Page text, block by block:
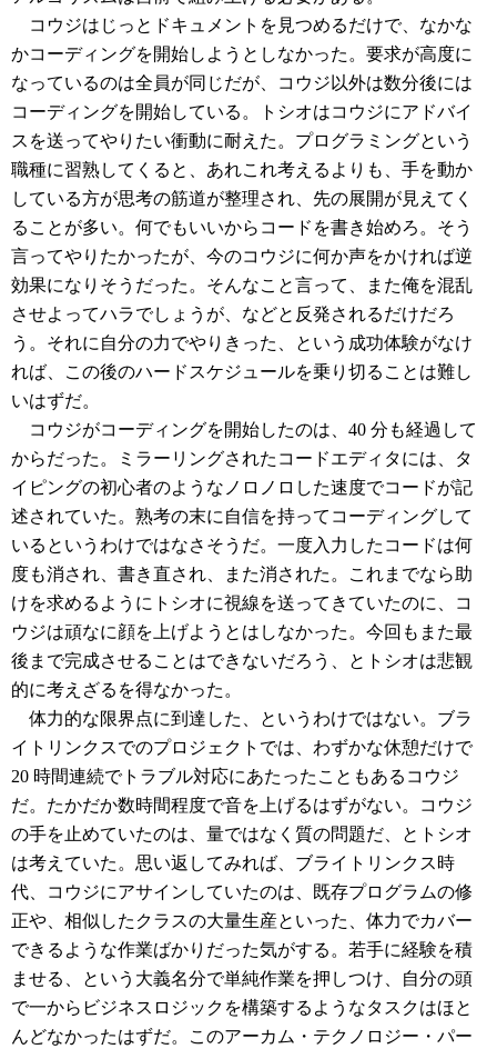
コウジはじっとドキュメントを見つめるだけで、なかな
かコーディングを開始しようとしなかった。要求が高度に
なっているのは全員が同じだが、コウジ以外は数分後には
コーディングを開始している。トシオはコウジにアドバイ
スを送ってやりたい衝動に耐えた。プログラミングという
職種に習熟してくると、あれこれ考えるよりも、手を動か
している方が思考の筋道が整理され、先の展開が見えてく
ることが多い。何でもいいからコードを書き始めろ。そう
言ってやりたかったが、今のコウジに何か声をかければ逆
効果になりそうだった。そんなこと言って、また俺を混乱
させよってハラでしょうが、などと反発されるだけだろ
う。それに自分の力でやりきった、という成功体験がなけ
れば、この後のハードスケジュールを乗り切ることは難し
いはずだ。
コウジがコーディングを開始したのは、40 分も経過して
からだった。ミラーリングされたコードエディタには、タ
イピングの初心者のようなノロノロした速度でコードが記
述されていた。熟考の末に自信を持ってコーディングして
いるというわけではなさそうだ。一度入力したコードは何
度も消され、書き直され、また消された。これまでなら助
けを求めるようにトシオに視線を送ってきていたのに、コ
ウジは頑なに顔を上げようとはしなかった。今回もまた最
後まで完成させることはできないだろう、とトシオは悲観
的に考えざるを得なかった。
体力的な限界点に到達した、というわけではない。ブラ
イトリンクスでのプロジェクトでは、わずかな休憩だけで
20 時間連続でトラブル対応にあたったこともあるコウジ
だ。たかだか数時間程度で音を上げるはずがない。コウジ
の手を止めていたのは、量ではなく質の問題だ、とトシオ
は考えていた。思い返してみれば、ブライトリンクス時
代、コウジにアサインしていたのは、既存プログラムの修
正や、相似したクラスの大量生産といった、体力でカバー
できるような作業ばかりだった気がする。若手に経験を積
ませる、という大義名分で単純作業を押しつけ、自分の頭
で一からビジネスロジックを構築するようなタスクはほと
んどなかったはずだ。このアーカム・テクノロジー・パー